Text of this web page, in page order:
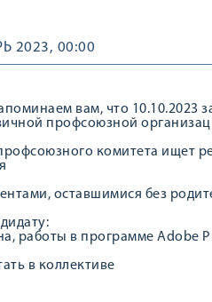
2023, 00:00
вам, что 10.10.2023
профсоюзной
комитета ищет
оставшимися без
работы в программе Adobe
в коллективе